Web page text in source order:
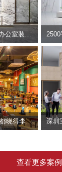
特色烧烤店装修实景图-都晓得李不管
查看更多案例